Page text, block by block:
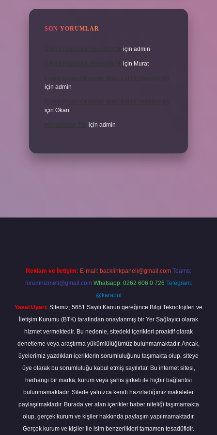
SON YORUMLAR
için admin
için Murat
için admin
için Okan
için admin
Reklam ve İletişim: E-mail: backlinkpaneli@gmail.com Teams:
forumhizmeti@gmail.com Whatsapp: 0262 606 0 726 Telegram:
@karabul
Yasal Uyarı: Sitemiz, 5651 Sayılı Kanun gereğince Bilgi Teknolojileri ve
İletişim Kurumu (BTK) tarafından onaylanmış bir Yer Sağlayıcı olarak
hizmet vermektedir. Bu nedenle, sitedeki içerikleri proaktif olarak
denetleme veya araştırma yükümlülüğümüz bulunmamaktadır. Ancak,
üyelerimiz yazdıkları içeriklerin sorumluluğunu taşımakta olup, siteye
üye olarak bu sorumluluğu kabul etmiş sayılırlar. Bu internet sitesi,
herhangi bir marka, kurum veya şahıs şirketi ile hiçbir bağlantısı
bulunmamaktadır. Sitede yalnızca kendi hazırladığımız makaleler
paylaşılmaktadır. Burada yer alan içerikler haber niteliği taşımamakta
olup, gerçek kurum ve kişiler hakkında paylaşım yapılmamaktadır.
Gerçek kurum ve kişiler ile isim benzerlikleri tamamen tesadüfidir.